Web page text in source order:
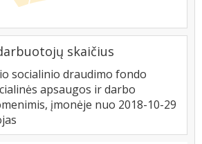
skaičius
socialinio draudimo fondo
apsaugos ir darbo
įmonėje nuo 2018-10-29